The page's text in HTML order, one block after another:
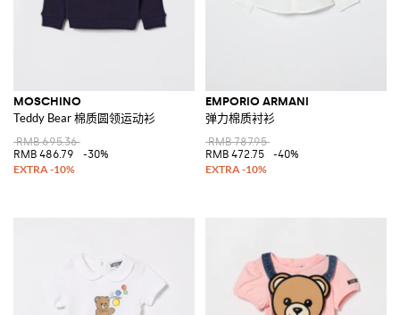
MOSCHINO
Teddy Bear 棉质圆领运动衫
RMB 695.36
RMB 486.79
-30%
EMPORIO ARMANI
弹力棉质衬衫
RMB 787.95
RMB 472.75
-40%